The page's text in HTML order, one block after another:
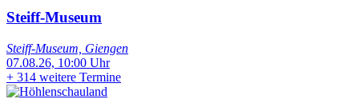
Steiff-Museum
Steiff-Museum, Giengen
07.08.26, 10:00 Uhr
+ 314 weitere Termine